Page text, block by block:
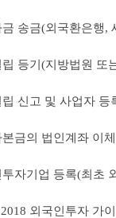
금 송금(외국환은행,
립 등기(지방법원 또
립 신고 및 사업자
본금의 법인계좌 이
투자기업 등록(최초
외국인투자 가